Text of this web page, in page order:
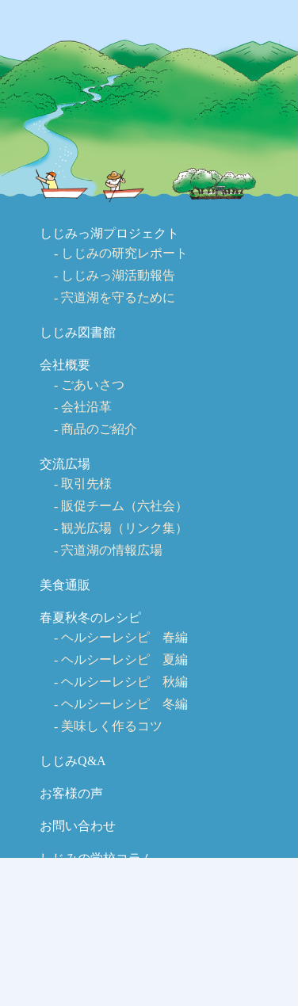
しじみっ湖プロジェクト
しじみの研究レポート
しじみっ湖活動報告
宍道湖を守るために
しじみ図書館
会社概要
ごあいさつ
会社沿革
商品のご紹介
交流広場
取引先様
販促チーム（六社会）
観光広場（リンク集）
宍道湖の情報広場
美食通販
春夏秋冬のレシピ
ヘルシーレシピ 春編
ヘルシーレシピ 夏編
ヘルシーレシピ 秋編
ヘルシーレシピ 冬編
美味しく作るコツ
しじみQ&A
お客様の声
お問い合わせ
しじみの学校コラム